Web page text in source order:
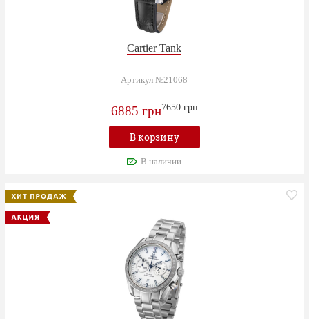
Cartier Tank
Артикул №21068
6885 грн7650 грн
В корзину
В наличии